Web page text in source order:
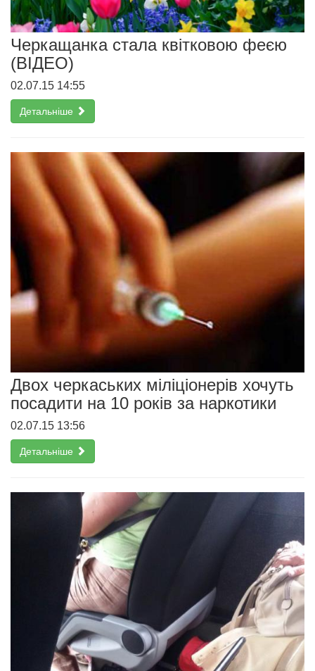
Черкащанка стала квітковою феєю
(ВІДЕО)
02.07.15 14:55
Детальніше
Двох черкаських міліціонерів хочуть
посадити на 10 років за наркотики
02.07.15 13:56
Детальніше